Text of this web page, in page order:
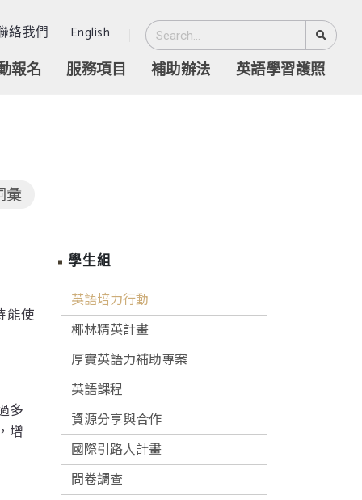
絡我們 English
報名 服務項目 補助辦法 英語學習護照
彙
學生組
英語培力行動
椰林精英計畫
厚實英語力補助專案
英語課程
資源分享與合作
國際引路人計畫
問卷調查
能使
多
增